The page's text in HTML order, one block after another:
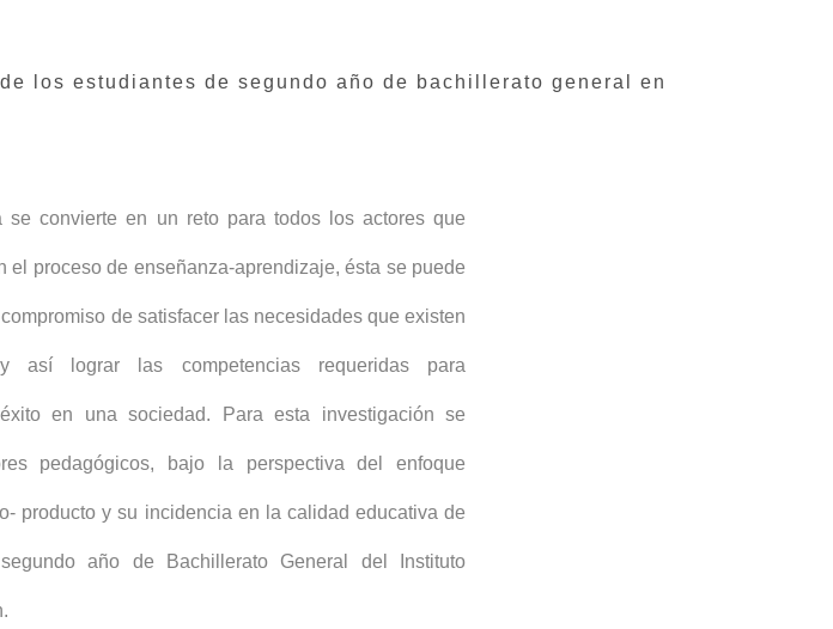
los estudiantes de segundo año de bachillerato general en
se convierte en un reto para todos los actores que
el proceso de enseñanza-aprendizaje, ésta se puede
de satisfacer las necesidades que existen
así lograr las competencias requeridas para
en una sociedad. Para esta investigación se
pedagógicos, bajo la perspectiva del enfoque
producto y su incidencia en la calidad educativa de
año de Bachillerato General del Instituto